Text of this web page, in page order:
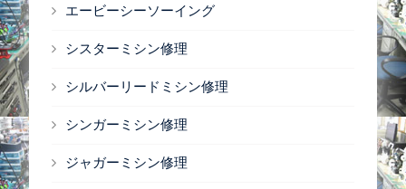
エービーシーソーイング
シスターミシン修理
シルバーリードミシン修理
シンガーミシン修理
ジャガーミシン修理